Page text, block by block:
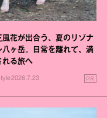
風花が出合う、夏のリゾナ
八ヶ岳。日常を離れて、満
れる旅へ
2026.7.23 PR